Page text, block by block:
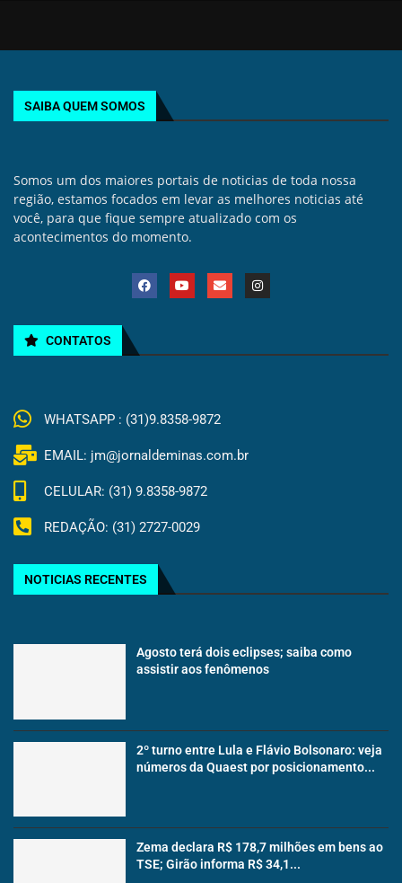
SAIBA QUEM SOMOS
Somos um dos maiores portais de noticias de toda nossa
região, estamos focados em levar as melhores noticias até
você, para que fique sempre atualizado com os
acontecimentos do momento.
CONTATOS
WHATSAPP : (31)9.8358-9872
EMAIL: jm@jornaldeminas.com.br
CELULAR: (31) 9.8358-9872
REDAÇÃO: (31) 2727-0029
NOTICIAS RECENTES
Agosto terá dois eclipses; saiba como
assistir aos fenômenos
2º turno entre Lula e Flávio Bolsonaro: veja
números da Quaest por posicionamento...
Zema declara R$ 178,7 milhões em bens ao
TSE; Girão informa R$ 34,1...